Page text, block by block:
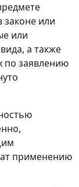
законе или
или
а также
по заявлению
применению